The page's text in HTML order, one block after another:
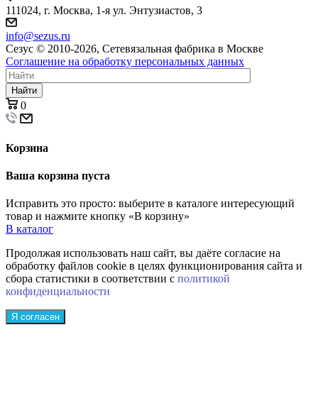
111024, г. Москва, 1-я ул. Энтузиастов, 3
info@sezus.ru
Сезус © 2010-2026, Сетевязальная фабрика в Москве
Соглашение на обработку персональных данных
Найти
0
Корзина
Ваша корзина пуста
Исправить это просто: выберите в каталоге интересующий
товар и нажмите кнопку «В корзину»
В каталог
Продолжая использовать наш сайт, вы даёте согласие на
обработку файлов cookie в целях функционирования сайта и
сбора статистики в соответствии с политикой
конфиденциальности
Я согласен